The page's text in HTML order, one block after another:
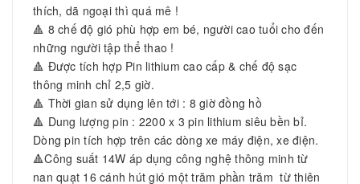
thích, dã ngoại thì quá mê !
🔺 8 chế độ gió phù hợp em bé, người cao tuổi cho đến
những người tập thể thao !
🔺 Được tích hợp Pin lithium cao cấp & chế độ sạc
thông minh chỉ 2,5 giờ.
🔺 Thời gian sử dụng lên tới : 8 giờ đồng hồ
🔺 Dung lượng pin : 2200 x 3 pin lithium siêu bền bỉ.
Dòng pin tích hợp trên các dòng xe máy điện, xe điện.
🔺Công suất 14W áp dụng công nghệ thông minh từ
nan quạt 16 cánh hút gió một trăm phần trăm từ thiên